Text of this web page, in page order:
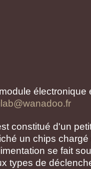
électronique
constitué d'un
un chips
se fait
types de